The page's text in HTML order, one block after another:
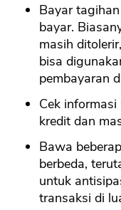
Bayar
bayar.
masih
bisa
pembayaran
Cek
kredit dan
Bawa
berbeda,
untuk
transaksi di